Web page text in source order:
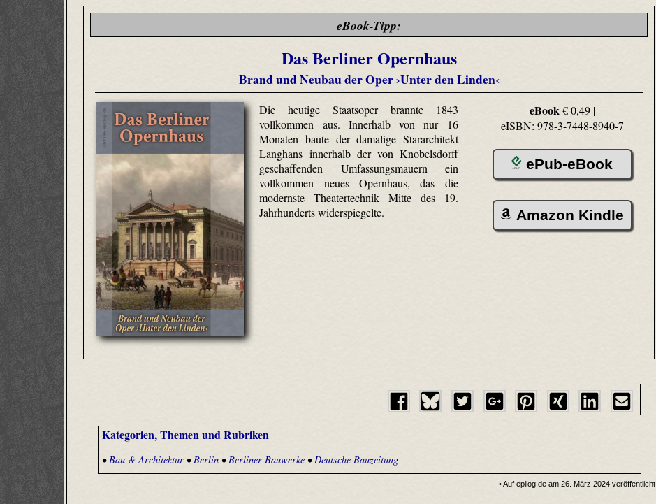
eBook-Tipp:
Das Berliner Opernhaus
Brand und Neubau der Oper ›Unter den Linden‹
Die heutige Staatsoper brannte 1843
vollkommen aus. Innerhalb von nur 16
Monaten baute der damalige Stararchitekt
Langhans innerhalb der von Knobelsdorff
geschaffenden Umfassungsmauern ein
vollkommen neues Opernhaus, das die
modernste Theatertechnik Mitte des 19.
Jahrhunderts widerspiegelte.
eBook € 0,49 |
eISBN: 978-3-7448-8940-7
ePub-eBook
Amazon Kindle
Kategorien, Themen und Rubriken
• Bau & Architektur • Berlin • Berliner Bauwerke • Deutsche Bauzeitung
• Auf epilog.de am 26. März 2024 veröffentlicht